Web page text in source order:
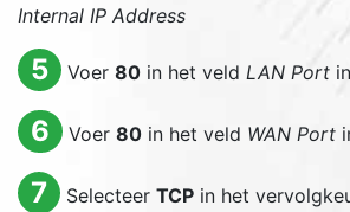
Internal IP Address
5 Voer 80in het veld LAN Portin
6 Voer 80in het veld WAN Port
7 Selecteer TCPin het